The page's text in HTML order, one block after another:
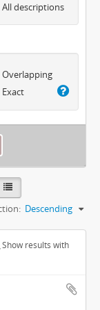
All descriptions
Overlapping
Exact
Descending
Show results with